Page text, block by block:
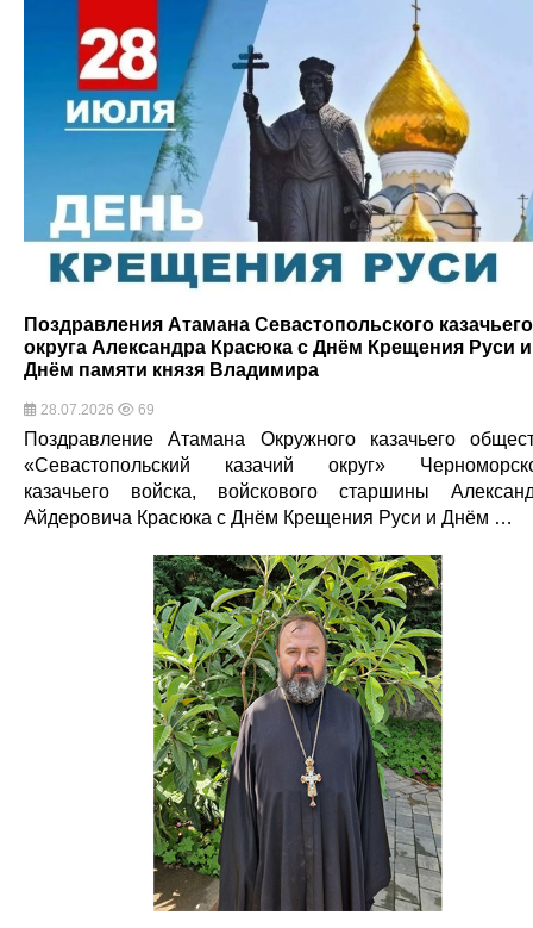
Поздравления Атамана Севастопольского казачьего
округа Александра Красюка с Днём Крещения Руси и
Днём памяти князя Владимира
28.07.2026 69
Поздравление Атамана Окружного казачьего
«Севастопольский казачий округ»
казачьего войска, войскового старшины
Айдеровича Красюка с Днём Крещения Руси и Днём …